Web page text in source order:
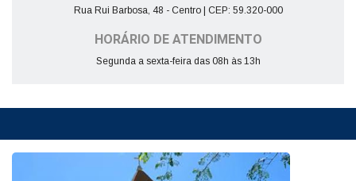
Rua Rui Barbosa, 48 - Centro | CEP: 59.320-000
HORÁRIO DE ATENDIMENTO
Segunda a sexta-feira das 08h às 13h